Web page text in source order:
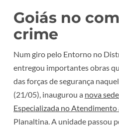
Goiás no
crime
Num giro pelo Entorno no
entregou importantes obras
das forças de segurança
(21/05), inaugurou a nova
Especializada no
Planaltina. A unidade passou